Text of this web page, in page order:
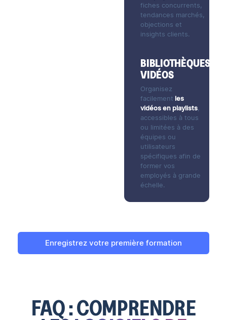
fiches concurrents,
tendances marchés,
objections et
insights clients.
BIBLIOTHÈQUES
VIDÉOS
Organisez
facilement les
vidéos en playlists,
accessibles à tous
ou limitées à des
équipes ou
utilisateurs
spécifiques afin de
former vos
employés à grande
échelle.
Enregistrez votre première formation
FAQ : COMPRENDRE